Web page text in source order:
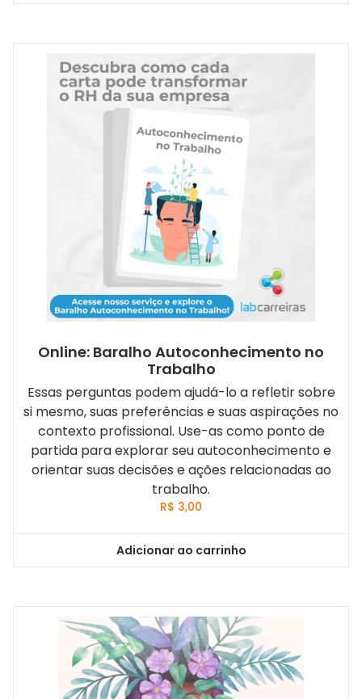
Online: Baralho Autoconhecimento no
Trabalho
Essas perguntas podem ajudá-lo a refletir sobre
si mesmo, suas preferências e suas aspirações no
contexto profissional. Use-as como ponto de
partida para explorar seu autoconhecimento e
orientar suas decisões e ações relacionadas ao
trabalho.
R$ 3,00
Adicionar ao carrinho